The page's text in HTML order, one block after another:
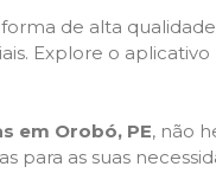
de alta
Explore o
em Orobó, PE, não
para as suas